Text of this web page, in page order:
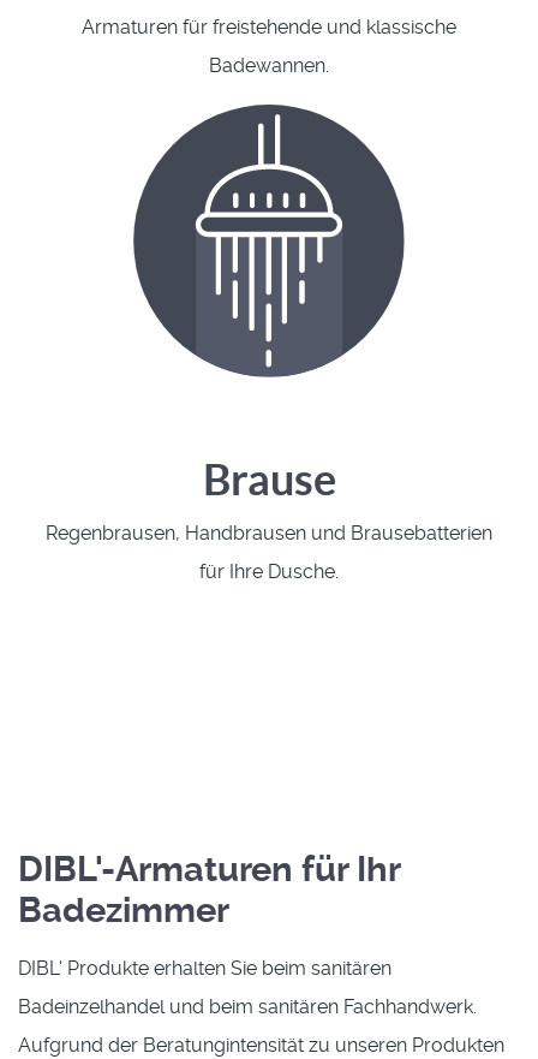
Armaturen für freistehende und klassische
Badewannen.
Brause
Regenbrausen, Handbrausen und Brausebatterien
für Ihre Dusche.
DIBL'-Armaturen für Ihr
Badezimmer
DIBL' Produkte erhalten Sie beim sanitären
Badeinzelhandel und beim sanitären Fachhandwerk.
Aufgrund der Beratungintensität zu unseren Produkten